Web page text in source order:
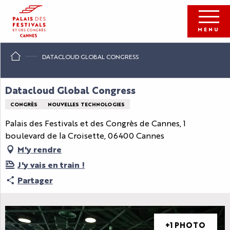
contenu
principal
MENU
DATACLOUD GLOBAL CONGRESS
Datacloud Global Congress
CONGRÈS NOUVELLES TECHNOLOGIES
Palais des Festivals et des Congrès de Cannes, 1
boulevard de la Croisette, 06400 Cannes
M'y rendre
J'y vais en train !
Partager
+1 PHOTO